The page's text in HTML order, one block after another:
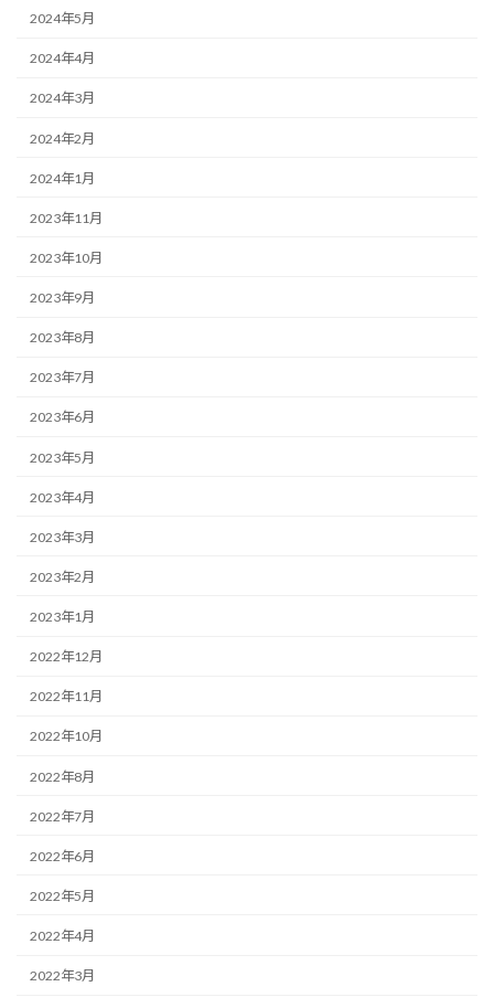
2024年5月
2024年4月
2024年3月
2024年2月
2024年1月
2023年11月
2023年10月
2023年9月
2023年8月
2023年7月
2023年6月
2023年5月
2023年4月
2023年3月
2023年2月
2023年1月
2022年12月
2022年11月
2022年10月
2022年8月
2022年7月
2022年6月
2022年5月
2022年4月
2022年3月